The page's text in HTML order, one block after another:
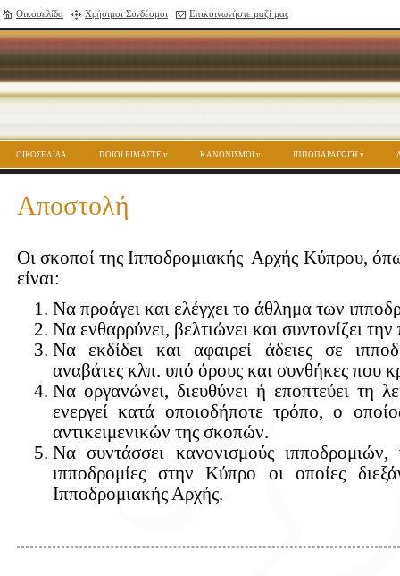
Οικοσελίδα Χρήσιμοι Συνδέσμοι Επικοινωνήστε μαζί μας
ΟΙΚΟΣΕΛΙΔΑ ΠΟΙΟΙ ΕΙΜΑΣΤΕ ΚΑΝΟΝΙΣΜΟΙ ΙΠΠΟΠΑΡΑΓΩΓΗ
Αποστολή
Οι σκοποί της Ιπποδρομιακής Αρχής Κύπρου,
είναι:
Να προάγει και ελέγχει το άθλημα των
Να ενθαρρύνει, βελτιώνει και συντονίζει
Να εκδίδει και αφαιρεί άδειες σε
αναβάτες κλπ. υπό όρους και συνθήκες που
Να οργανώνει, διευθύνει ή εποπτεύει τη
ενεργεί κατά οποιοδήποτε τρόπο, ο
αντικειμενικών της σκοπών.
Να συντάσσει κανονισμούς
ιπποδρομίες στην Κύπρο οι οποίες
Ιπποδρομιακής Αρχής.